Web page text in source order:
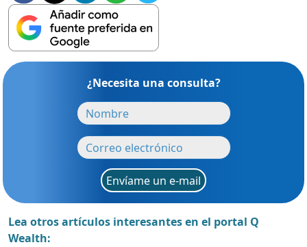
¿Necesita una consulta?
Envíame un e-mail
Lea otros artículos interesantes en el portal Q
Wealth: